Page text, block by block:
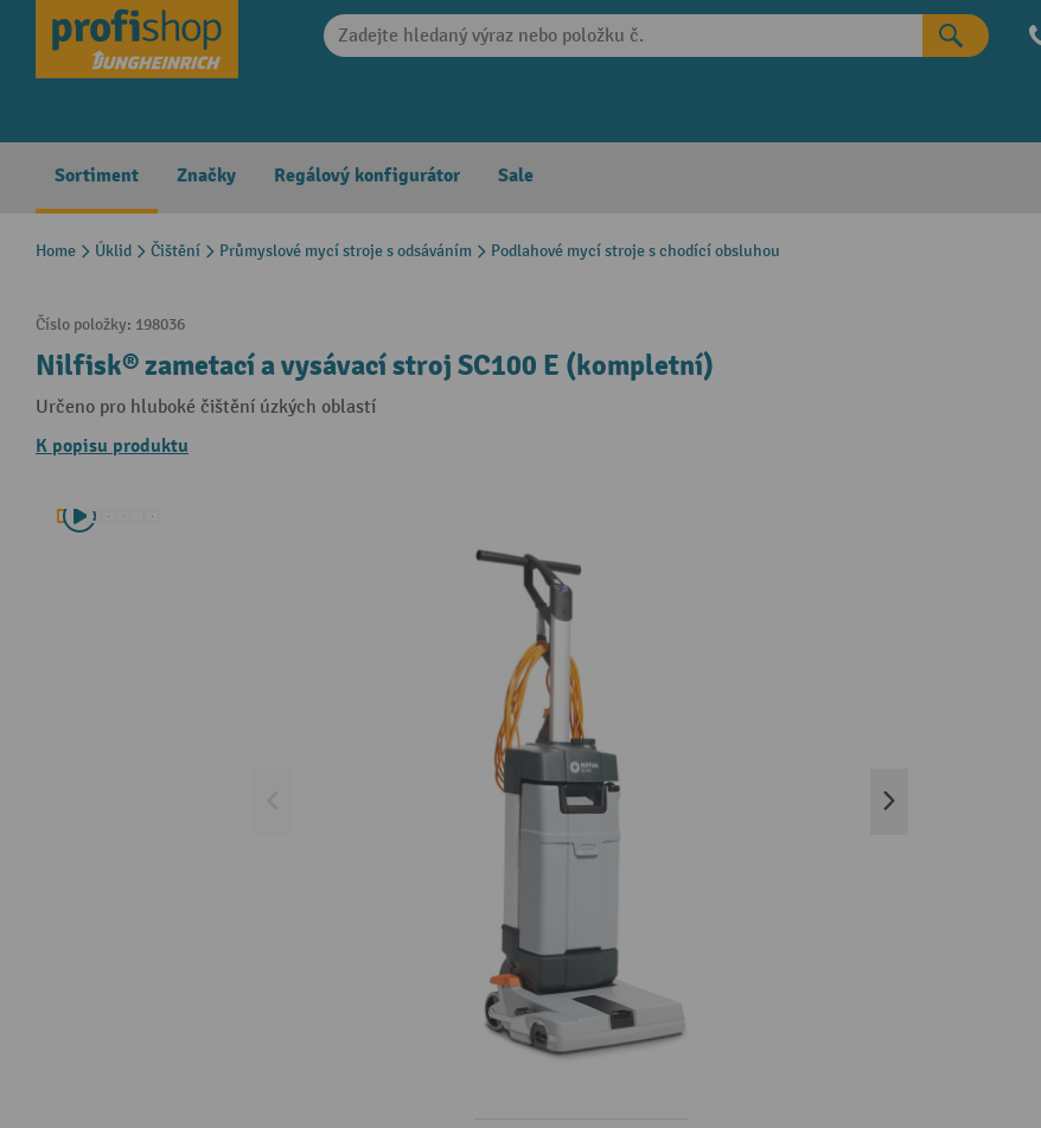
Skip to main navigation
Sortiment Značky Regálový konfigurátor Sale
Home Úklid Čištění Průmyslové mycí stroje s odsáváním Podlahové mycí stroje s chodící obsluhou
Číslo položky: 198036
Nilfisk® zametací a vysávací stroj SC100 E (kompletní)
Určeno pro hluboké čištění úzkých oblastí
K popisu produktu